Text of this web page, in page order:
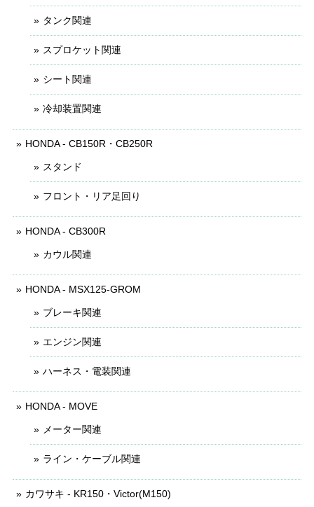
タンク関連
スプロケット関連
シート関連
冷却装置関連
HONDA - CB150R・CB250R
スタンド
フロント・リア足回り
HONDA - CB300R
カウル関連
HONDA - MSX125-GROM
ブレーキ関連
エンジン関連
ハーネス・電装関連
HONDA - MOVE
メーター関連
ライン・ケーブル関連
カワサキ - KR150・Victor(M150)